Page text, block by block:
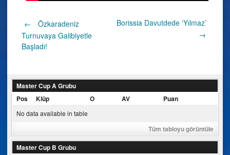
Post
navigation
←
Özkaradeniz
Turnuvaya Galibiyetle
Başladı!
Borissia Davutdede ‘Yılmaz’
→
Master Cup A Grubu
Pos
Klüp O AV Puan
No data available in table
Tüm tabloyu görüntüle
Master Cup B Grubu